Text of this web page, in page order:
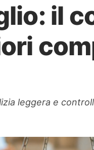
Search for:
il
leggera e